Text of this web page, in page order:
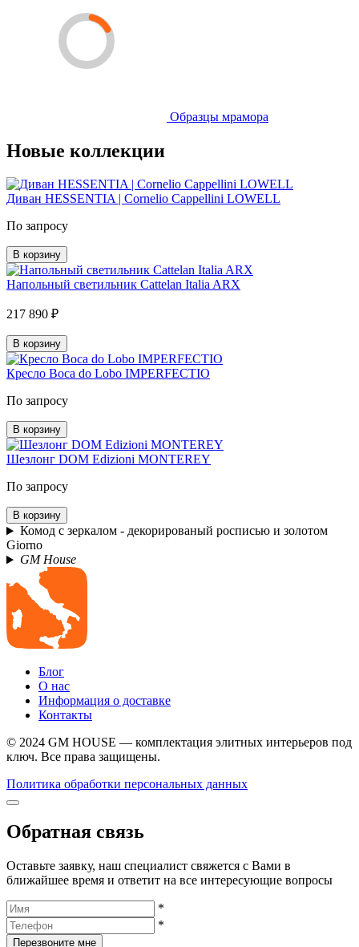
Образцы мрамора
Новые коллекции
Диван HESSENTIA | Cornelio Cappellini LOWELL
По запросу
В корзину
Напольный светильник Cattelan Italia ARX
217 890 ₽
В корзину
Кресло Boca do Lobo IMPERFECTIO
По запросу
В корзину
Шезлонг DOM Edizioni MONTEREY
По запросу
В корзину
Комод с зеркалом - декорированый росписью и золотом
Giorno
GM House
Блог
О нас
Информация о доставке
Контакты
© 2024 GM HOUSE — комплектация элитных интерьеров под
ключ. Все права защищены.
Политика обработки персональных данных
Обратная связь
Оставьте заявку, наш специалист свяжется с Вами в
ближайшее время и ответит на все интересующие вопросы
*
*
Перезвоните мне